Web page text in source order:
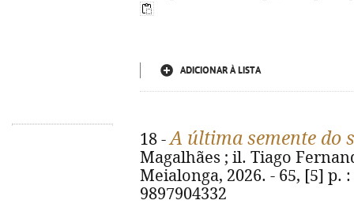
ADICIONAR À LISTA
18 -A última semente do
Magalhães ; il. Tiago
Meialonga, 2026. - 65, [5] p.
9897904332